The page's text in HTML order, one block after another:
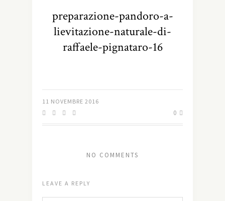
preparazione-pandoro-a-
lievitazione-naturale-di-
raffaele-pignataro-16
11 NOVEMBRE 2016
0
NO COMMENTS
LEAVE A REPLY